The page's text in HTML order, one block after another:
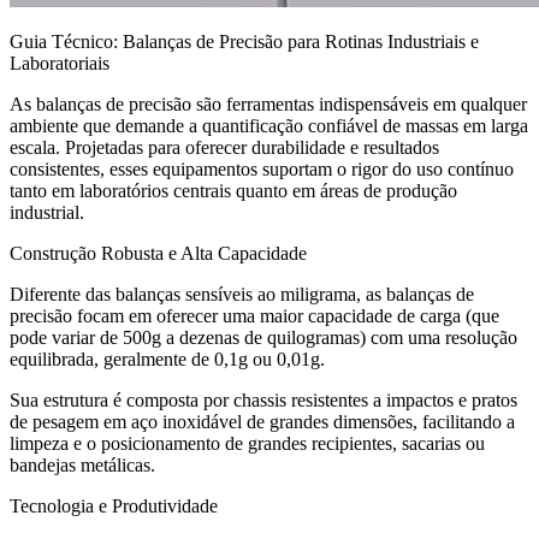
Guia Técnico: Balanças de Precisão para Rotinas Industriais e
Laboratoriais
As balanças de precisão são ferramentas indispensáveis em qualquer
ambiente que demande a quantificação confiável de massas em larga
escala. Projetadas para oferecer durabilidade e resultados
consistentes, esses equipamentos suportam o rigor do uso contínuo
tanto em laboratórios centrais quanto em áreas de produção
industrial.
Construção Robusta e Alta Capacidade
Diferente das balanças sensíveis ao miligrama, as balanças de
precisão focam em oferecer uma maior capacidade de carga (que
pode variar de 500g a dezenas de quilogramas) com uma resolução
equilibrada, geralmente de 0,1g ou 0,01g.
Sua estrutura é composta por chassis resistentes a impactos e pratos
de pesagem em aço inoxidável de grandes dimensões, facilitando a
limpeza e o posicionamento de grandes recipientes, sacarias ou
bandejas metálicas.
Tecnologia e Produtividade